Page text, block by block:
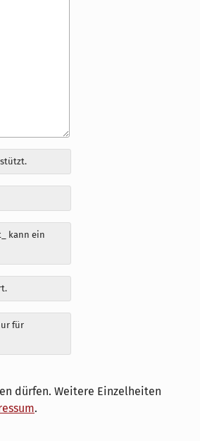
kann ein
für
dürfen. Weitere Einzelheiten
.